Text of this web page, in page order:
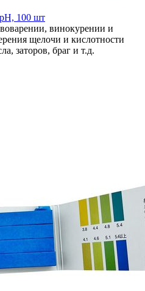
100 шт
винокурении и
щелочи и кислотности
заторов, браг и т.д.